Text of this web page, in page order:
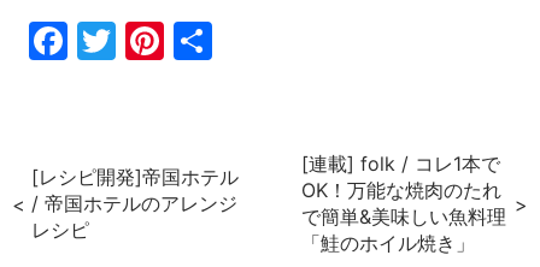
Fac
Twi
Pin
[レシピ開発]帝国ホテル
/ 帝国ホテルのアレンジ
レシピ
[連載] folk / コレ1本で
OK！万能な焼肉のたれ
で簡単&美味しい魚料理
「鮭のホイル焼き」